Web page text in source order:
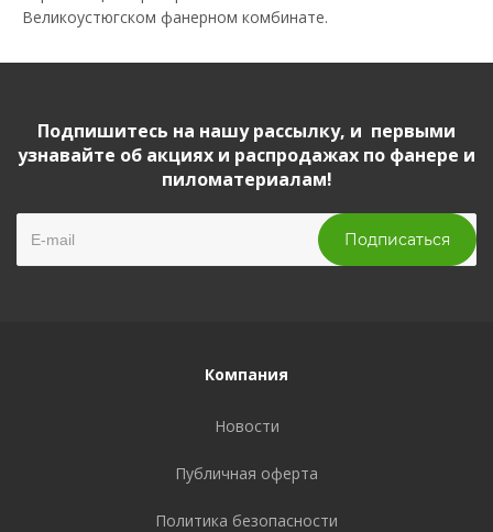
Великоустюгском фанерном комбинате.
Подпишитесь на нашу рассылку, и первыми
узнавайте об акциях и распродажах по фанере и
пиломатериалам!
Компания
Новости
Публичная оферта
Политика безопасности